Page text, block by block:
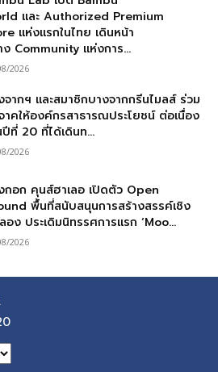
และ Authorized Premium
แห่งแรกในไทย เดินหน้า
ง Community แห่งการ...
2026
จากฯ และสมาชิกบางจากกรีนไมลส์ ร่วม
าคให้องค์กรสาธารณประโยชน์ ต่อเนื่อง
ปีที่ 20 ที่ได้เดินท...
2026
กอก คุนส์ฮาเลอ เปิดตัว Open
พื้นที่สนับสนุนการสร้างสรรค์เชิง
อง ประเดิมนิทรรศการแรก ‘Moo...
2026